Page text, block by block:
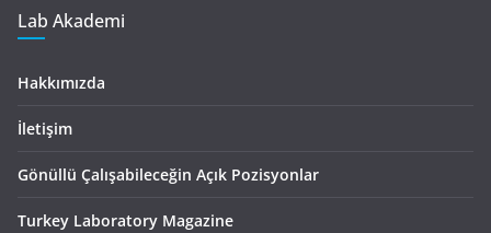
Lab Akademi
Hakkımızda
İletişim
Gönüllü Çalışabileceğin Açık Pozisyonlar
Turkey Laboratory Magazine